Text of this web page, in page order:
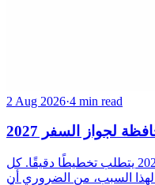
2 Aug 2026·4 min read
لجواز السفر 2027
الحصول على جواز سفر في عام 2027 يتطلب تخطيطًا دقيقًا. كل
لهذا السبب، من الضروري أن